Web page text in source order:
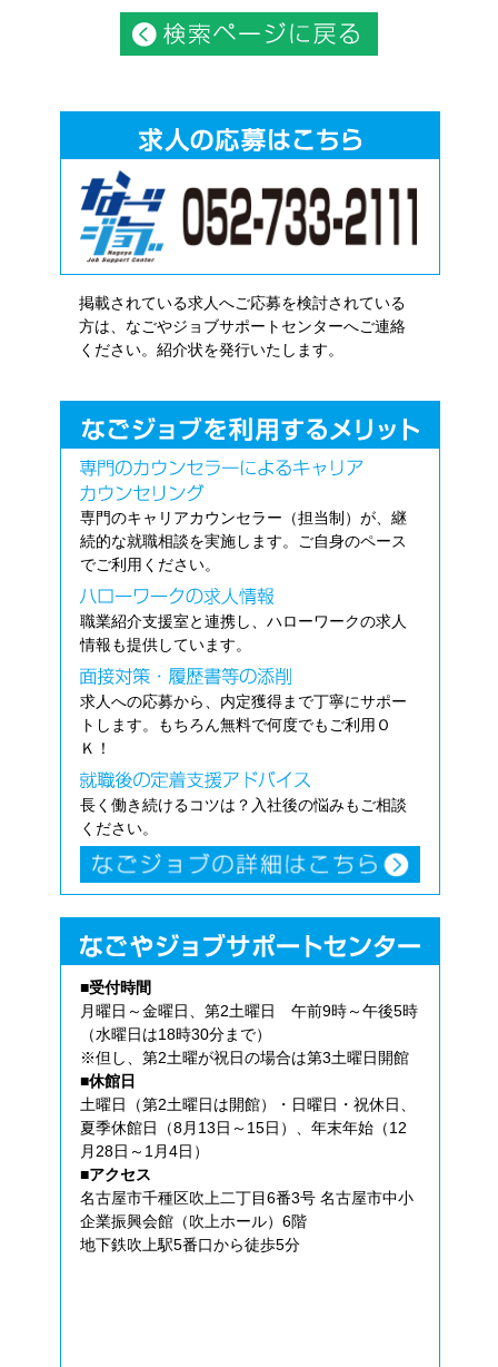
掲載されている求人へご応募を検討されている
方は、なごやジョブサポートセンターへご連絡
ください。紹介状を発行いたします。
専門のキャリアカウンセラー（担当制）が、継
続的な就職相談を実施します。ご自身のペース
でご利用ください。
職業紹介支援室と連携し、ハローワークの求人
情報も提供しています。
求人への応募から、内定獲得まで丁寧にサポー
トします。もちろん無料で何度でもご利用Ｏ
Ｋ！
長く働き続けるコツは？入社後の悩みもご相談
ください。
■受付時間
月曜日～金曜日、第2土曜日 午前9時～午後5時
（水曜日は18時30分まで）
※但し、第2土曜が祝日の場合は第3土曜日開館
■休館日
土曜日（第2土曜日は開館）・日曜日・祝休日、
夏季休館日（8月13日～15日）、年末年始（12
月28日～1月4日）
■アクセス
名古屋市千種区吹上二丁目6番3号 名古屋市中小
企業振興会館（吹上ホール）6階
地下鉄吹上駅5番口から徒歩5分